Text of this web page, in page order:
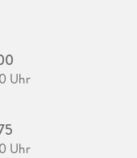
Uhr
Uhr